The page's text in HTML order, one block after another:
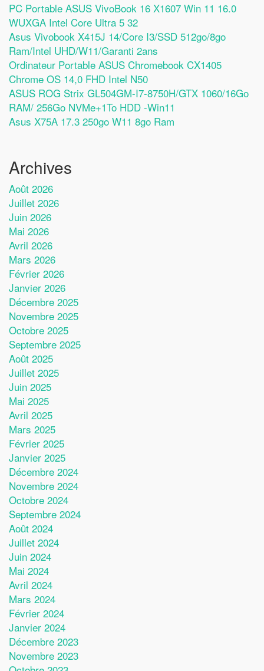
PC Portable ASUS VivoBook 16 X1607 Win 11 16.0
WUXGA Intel Core Ultra 5 32
Asus Vivobook X415J 14/Core I3/SSD 512go/8go
Ram/Intel UHD/W11/Garanti 2ans
Ordinateur Portable ASUS Chromebook CX1405
Chrome OS 14,0 FHD Intel N50
ASUS ROG Strix GL504GM-I7-8750H/GTX 1060/16Go
RAM/ 256Go NVMe+1To HDD -Win11
Asus X75A 17.3 250go W11 8go Ram
Archives
Août 2026
Juillet 2026
Juin 2026
Mai 2026
Avril 2026
Mars 2026
Février 2026
Janvier 2026
Décembre 2025
Novembre 2025
Octobre 2025
Septembre 2025
Août 2025
Juillet 2025
Juin 2025
Mai 2025
Avril 2025
Mars 2025
Février 2025
Janvier 2025
Décembre 2024
Novembre 2024
Octobre 2024
Septembre 2024
Août 2024
Juillet 2024
Juin 2024
Mai 2024
Avril 2024
Mars 2024
Février 2024
Janvier 2024
Décembre 2023
Novembre 2023